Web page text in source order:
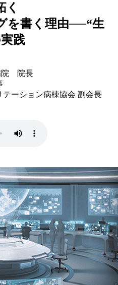
く
を書く理由──“生
践
院 院長
ーション病棟協会 副会長